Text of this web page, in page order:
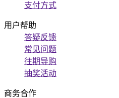
支付方式
用户帮助
答疑反馈
常见问题
往期导购
抽奖活动
商务合作